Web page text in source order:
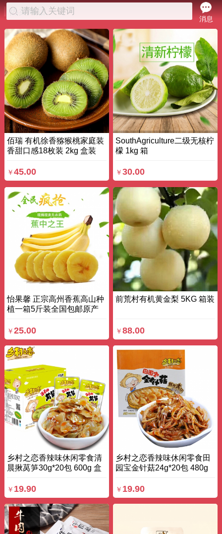
请输入关键词
消息
热卖商品
佰瑞 有机徐香猕猴桃家庭装
香甜口感18枚装 2kg 盒装
￥ 45.00
SouthAgriculture二级无核柠
檬 1kg 箱
￥30.00
怡果馨 正宗高州香蕉高山种
植一箱5斤装全国包邮原产
￥ 25.00
前荒村有机黄金梨 5KG 箱装
￥88.00
乡村之恋香辣味休闲零食清
晨揪莴笋30g*20包 600g 盒
￥ 19.90
乡村之恋香辣味休闲零食田
园宝金针菇24g*20包 480g
￥ 19.90